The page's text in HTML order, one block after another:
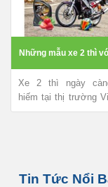
Những mẫu xe 2 thì
khủng hiện nay
Xe 2 thì ngày
hiếm tại thị trường
bởi tốc độ vượt
Tin Tức Nổi